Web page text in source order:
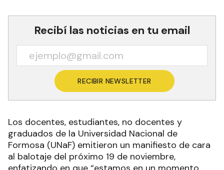
Recibí las noticias en tu email
RECIBIR NEWSLETTER
Los docentes, estudiantes, no docentes y
graduados de la Universidad Nacional de
Formosa (UNaF) emitieron un manifiesto de cara
al balotaje del próximo 19 de noviembre,